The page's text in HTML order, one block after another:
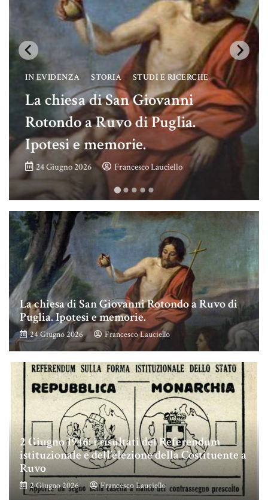
IN EVIDENZA STORIA STUDI E RICERCHE
La chiesa di San Giovanni
Rotondo a Ruvo di Puglia.
Ipotesi e memorie.
24 Giugno 2026 Francesco Lauciello
La chiesa di San Giovanni Rotondo a Ruvo di
Puglia. Ipotesi e memorie.
24 Giugno 2026 Francesco Lauciello
2 Giugno 1946: i risultati del Referendum
istituzionale e dell’elezione della Costituente a
Ruvo
2 Giugno 2026 Francesco Lauciello